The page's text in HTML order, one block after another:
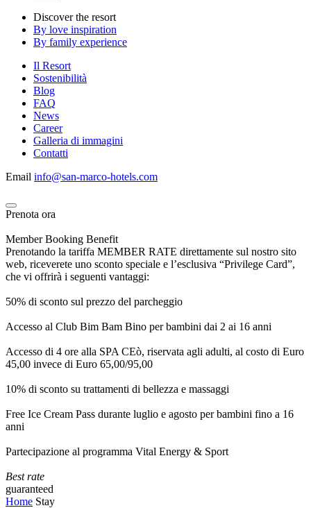
Discover the resort
By love inspiration
By family experience
Il Resort
Sostenibilità
Blog
FAQ
News
Career
Galleria di immagini
Contatti
Email info@san-marco-hotels.com
Prenota ora
Member Booking Benefit
Prenotando la tariffa MEMBER RATE direttamente sul nostro sito
web, riceverete uno sconto speciale e l’esclusiva “Privilege Card”,
che vi offrirà i seguenti vantaggi:
50% di sconto sul prezzo del parcheggio
Accesso al Club Bim Bam Bino per bambini dai 2 ai 16 anni
Accesso di 4 ore alla SPA CEò, riservata agli adulti, al costo di Euro
45,00 invece di Euro 65,00/95,00
10% di sconto su trattamenti di bellezza e massaggi
Free Ice Cream Pass durante luglio e agosto per bambini fino a 16
anni
Partecipazione al programma Vital Energy & Sport
Best rate
guaranteed
Home Stay